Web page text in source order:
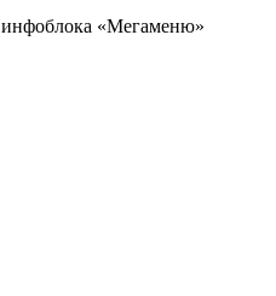
«Мегаменю»